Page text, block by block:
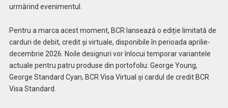
urmărind evenimentul.
Pentru a marca acest moment, BCR lansează o ediție limitată de
carduri de debit, credit și virtuale, disponibile în perioada aprilie-
decembrie 2026. Noile designuri vor înlocui temporar variantele
actuale pentru patru produse din portofoliu: George Young,
George Standard Cyan, BCR Visa Virtual și cardul de credit BCR
Visa Standard.